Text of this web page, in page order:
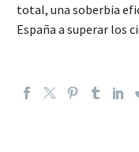
total, una soberbia
España a superar los